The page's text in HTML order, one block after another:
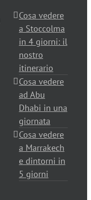
Cosa vedere
a Stoccolma
in 4 giorni: il
nostro
itinerario
Cosa vedere
ad Abu
Dhabi in una
giornata
Cosa vedere
a Marrakech
e dintorni in
5 giorni